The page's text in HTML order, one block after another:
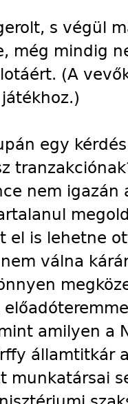
s végül
még mindig
(A
egy
nem igazán
el is lehetne
válna
amilyen a
államtitkár
munkatársai